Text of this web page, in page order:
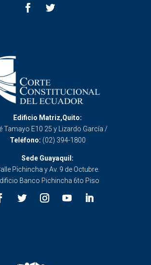
Edificio Matriz,Quito:
Tamayo E10 25 y Lizardo García /
Teléfono: (02) 394-1800
Sede Guayaquil:
Pichincha y Av. 9 de Octubre.
Banco Pichincha 6to Piso